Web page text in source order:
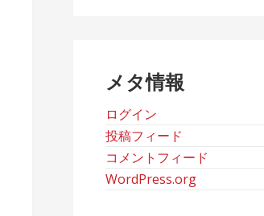
メタ情報
ログイン
投稿フィード
コメントフィード
WordPress.org